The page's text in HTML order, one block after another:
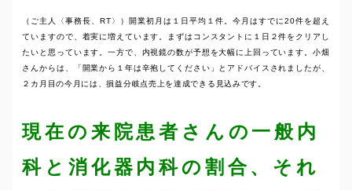
（ご主人〈事務長、RT〉）開業初月は１日平均１件。今月はすでに20件を超え
ていますので、着実に増えています。まずはコンスタントに１日２件をクリアし
たいと思っています。一方で、内視鏡の数が予想を大幅に上回っています。小畑
さんからは、「開業から１年は辛抱してください」とアドバイスされましたが、
２カ月目の今月には、損益分岐点売上を達成できる見込みです。
現在の来院患者さんの一般内
科と消化器内科の割合、それ